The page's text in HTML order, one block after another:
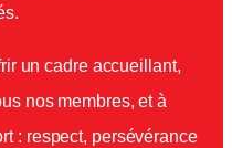
un cadre accueillant,
nos membres, et à
: respect, persévérance